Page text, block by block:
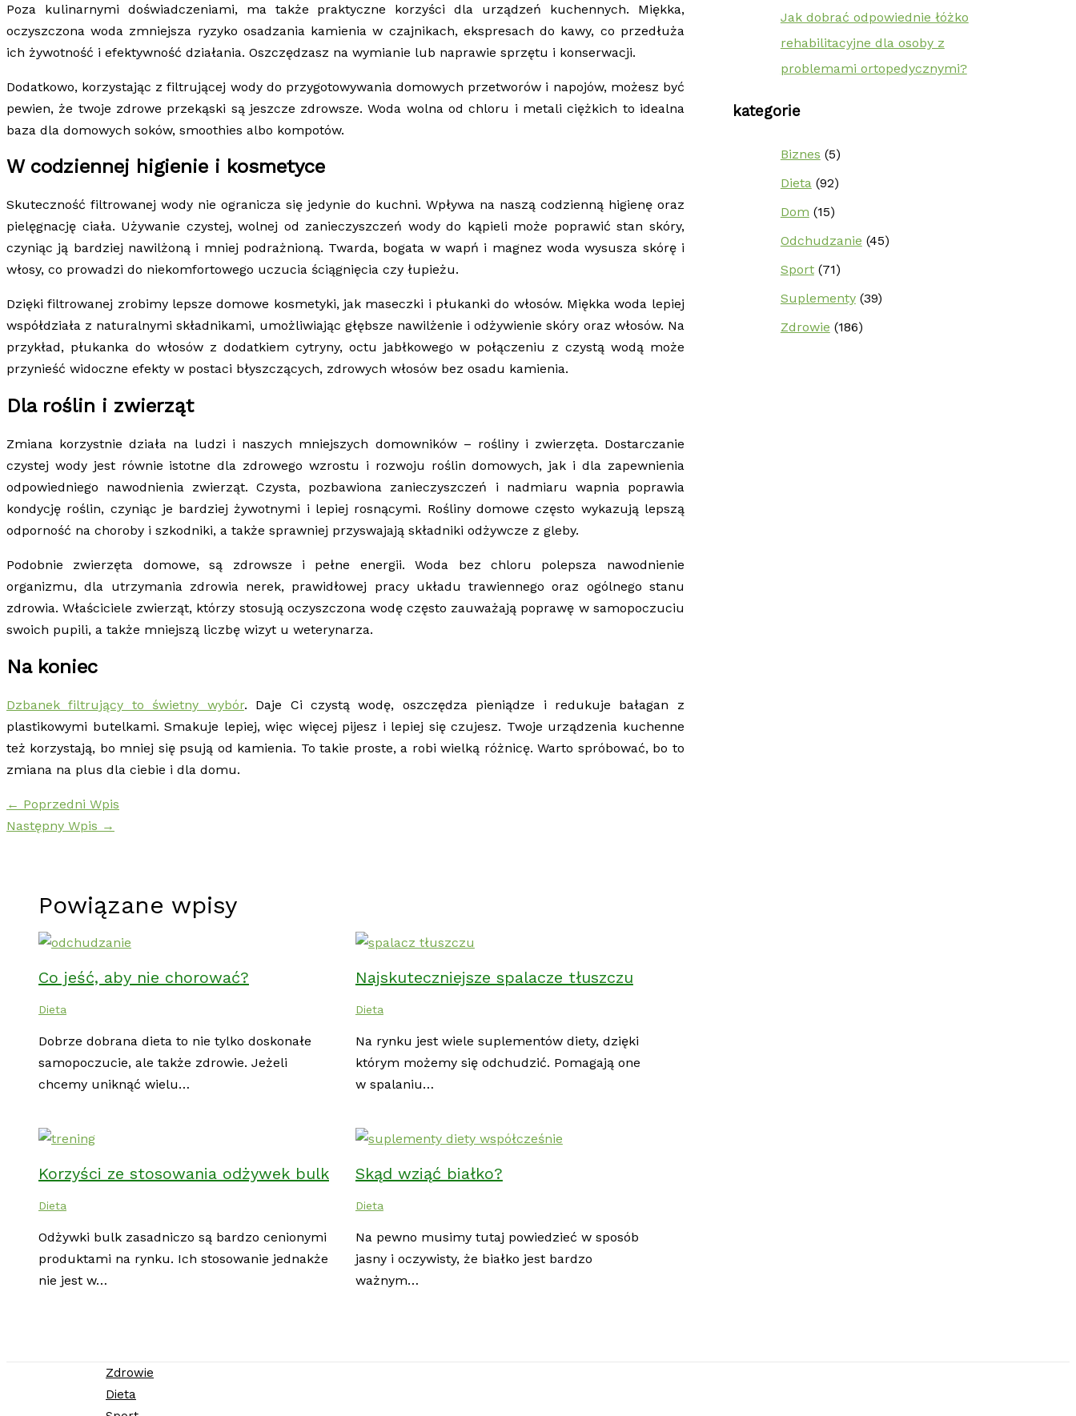
Poza kulinarnymi doświadczeniami, ma także praktyczne korzyści dla urządzeń kuchennych. Miękka,
oczyszczona woda zmniejsza ryzyko osadzania kamienia w czajnikach, ekspresach do kawy, co przedłuża
ich żywotność i efektywność działania. Oszczędzasz na wymianie lub naprawie sprzętu i konserwacji.
Dodatkowo, korzystając z filtrującej wody do przygotowywania domowych przetworów i napojów, możesz być
pewien, że twoje zdrowe przekąski są jeszcze zdrowsze. Woda wolna od chloru i metali ciężkich to idealna
baza dla domowych soków, smoothies albo kompotów.
W codziennej higienie i kosmetyce
Skuteczność filtrowanej wody nie ogranicza się jedynie do kuchni. Wpływa na naszą codzienną higienę oraz
pielęgnację ciała. Używanie czystej, wolnej od zanieczyszczeń wody do kąpieli może poprawić stan skóry,
czyniąc ją bardziej nawilżoną i mniej podrażnioną. Twarda, bogata w wapń i magnez woda wysusza skórę i
włosy, co prowadzi do niekomfortowego uczucia ściągnięcia czy łupieżu.
Dzięki filtrowanej zrobimy lepsze domowe kosmetyki, jak maseczki i płukanki do włosów. Miękka woda lepiej
współdziała z naturalnymi składnikami, umożliwiając głębsze nawilżenie i odżywienie skóry oraz włosów. Na
przykład, płukanka do włosów z dodatkiem cytryny, octu jabłkowego w połączeniu z czystą wodą może
przynieść widoczne efekty w postaci błyszczących, zdrowych włosów bez osadu kamienia.
Dla roślin i zwierząt
Zmiana korzystnie działa na ludzi i naszych mniejszych domowników – rośliny i zwierzęta. Dostarczanie
czystej wody jest równie istotne dla zdrowego wzrostu i rozwoju roślin domowych, jak i dla zapewnienia
odpowiedniego nawodnienia zwierząt. Czysta, pozbawiona zanieczyszczeń i nadmiaru wapnia poprawia
kondycję roślin, czyniąc je bardziej żywotnymi i lepiej rosnącymi. Rośliny domowe często wykazują lepszą
odporność na choroby i szkodniki, a także sprawniej przyswajają składniki odżywcze z gleby.
Podobnie zwierzęta domowe, są zdrowsze i pełne energii. Woda bez chloru polepsza nawodnienie
organizmu, dla utrzymania zdrowia nerek, prawidłowej pracy układu trawiennego oraz ogólnego stanu
zdrowia. Właściciele zwierząt, którzy stosują oczyszczona wodę często zauważają poprawę w samopoczuciu
swoich pupili, a także mniejszą liczbę wizyt u weterynarza.
Na koniec
Dzbanek filtrujący to świetny wybór. Daje Ci czystą wodę, oszczędza pieniądze i redukuje bałagan z
plastikowymi butelkami. Smakuje lepiej, więc więcej pijesz i lepiej się czujesz. Twoje urządzenia kuchenne
też korzystają, bo mniej się psują od kamienia. To takie proste, a robi wielką różnicę. Warto spróbować, bo to
zmiana na plus dla ciebie i dla domu.
← Poprzedni Wpis
Następny Wpis →
Powiązane wpisy
Co jeść, aby nie chorować?
Dieta
Dobrze dobrana dieta to nie tylko doskonałe
samopoczucie, ale także zdrowie. Jeżeli
chcemy uniknąć wielu…
Najskuteczniejsze spalacze tłuszczu
Dieta
Na rynku jest wiele suplementów diety, dzięki
którym możemy się odchudzić. Pomagają one
w spalaniu…
Korzyści ze stosowania odżywek bulk
Dieta
Odżywki bulk zasadniczo są bardzo cenionymi
produktami na rynku. Ich stosowanie jednakże
nie jest w…
Skąd wziąć białko?
Dieta
Na pewno musimy tutaj powiedzieć w sposób
jasny i oczywisty, że białko jest bardzo
ważnym…
Jak dobrać odpowiednie łóżko
rehabilitacyjne dla osoby z
problemami ortopedycznymi?
kategorie
Biznes (5)
Dieta(92)
Dom (15)
Odchudzanie (45)
Sport(71)
Suplementy(39)
Zdrowie (186)
Zdrowie
Dieta